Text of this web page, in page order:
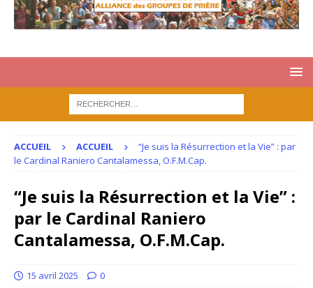
ACCUEIL ACCUEIL
“Je suis la Résurrection et la Vie” : par
le Cardinal Raniero Cantalamessa, O.F.M.Cap.
“Je suis la Résurrection et la Vie” :
par le Cardinal Raniero
Cantalamessa, O.F.M.Cap.
15 avril 2025 0